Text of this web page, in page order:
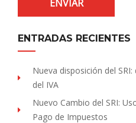
ENTRADAS RECIENTES
Nueva disposición del
del IVA
Nuevo Cambio del SRI:
Pago de Impuestos